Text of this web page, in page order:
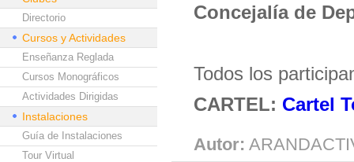
Directorio
Cursos y Actividades
Enseñanza Reglada
Cursos Monográficos
Actividades Dirigidas
Instalaciones
Guía de Instalaciones
Tour Virtual
Concejalía de
Todos los
CARTEL: Cartel
Autor: